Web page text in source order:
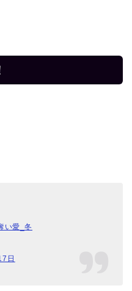
い愛_冬
日